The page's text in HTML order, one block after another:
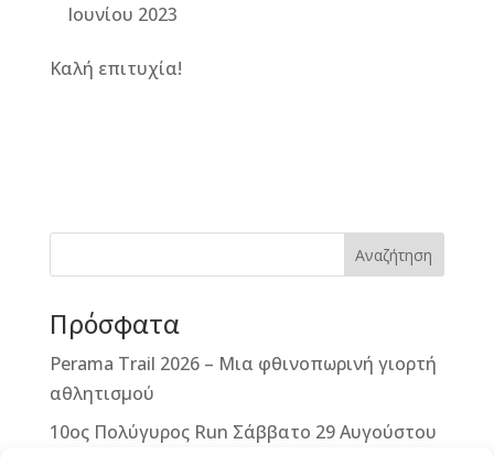
Ιουνίου 2023
Καλή επιτυχία!
e
o
k
e
e
r
r l ter
Αναζήτηση
Πρόσφατα
Perama Trail 2026 – Μια φθινοπωρινή γιορτή
αθλητισμού
10ος Πολύγυρος Run Σάββατο 29 Αυγούστου